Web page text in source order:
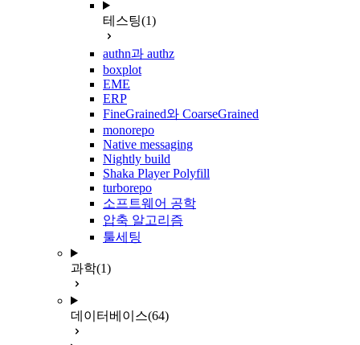
테스팅(1)
authn과 authz
boxplot
EME
ERP
FineGrained와 CoarseGrained
monorepo
Native messaging
Nightly build
Shaka Player Polyfill
turborepo
소프트웨어 공학
압축 알고리즘
툴세팅
과학(1)
데이터베이스(64)